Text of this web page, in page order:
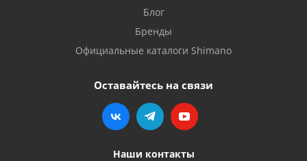
Блог
Бренды
Официальные каталоги Shimano
Оставайтесь на связи
Наши контакты